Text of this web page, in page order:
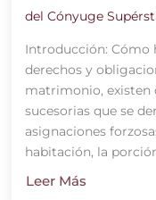
del Cónyuge
Introducción: Cómo
derechos y
matrimonio, existen
sucesorias que se
asignaciones
habitación, la
Leer Más